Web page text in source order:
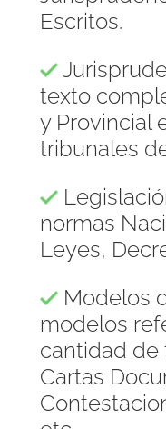
Escritos.
texto
y Provincial
tribunales
normas
Leyes,
Modelos
modelos
cantidad de
Cartas